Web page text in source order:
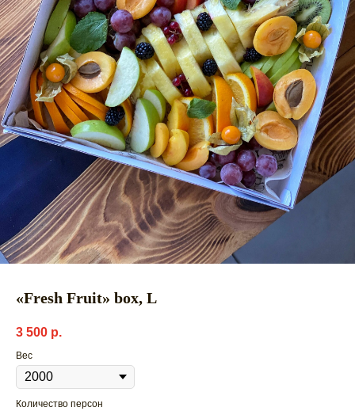
«Fresh Fruit» box, L
3 500 р.
Вес
Количество персон